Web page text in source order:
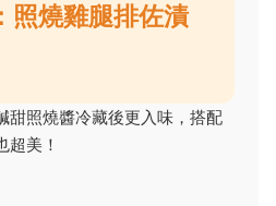
照燒雞腿排佐漬
甜照燒醬冷藏後更入味，搭配
超美！